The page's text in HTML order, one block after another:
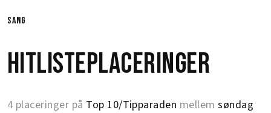
sang
Hitlisteplaceringer
4 placeringer på Top 10/Tipparaden mellemsøndag